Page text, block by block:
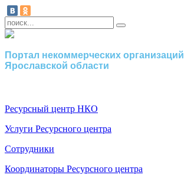
Портал некоммерческих организаций
Ярославской области
Ресурсный центр НКО
Услуги Ресурсного центра
Сотрудники
Координаторы Ресурсного центра